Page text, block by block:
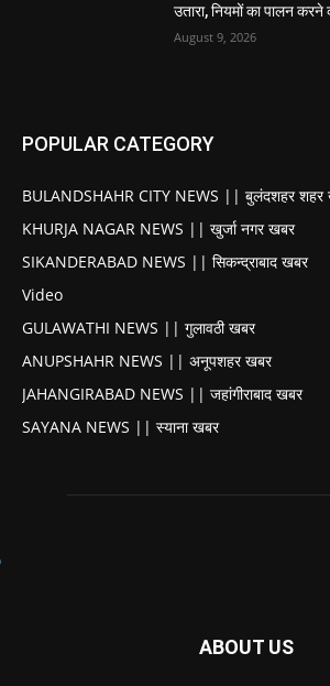
उतारा, नियमों का पालन
August 9, 2026
POPULAR CATEGORY
BULANDSHAHR CITY NEWS || बुलंदशहर शहर
KHURJA NAGAR NEWS || खुर्जा नगर खबर
SIKANDERABAD NEWS || सिकन्द्राबाद खबर
Video
GULAWATHI NEWS || गुलावठी खबर
ANUPSHAHR NEWS || अनूपशहर खबर
JAHANGIRABAD NEWS || जहांगीराबाद खबर
SAYANA NEWS || स्याना खबर
ABOUT US